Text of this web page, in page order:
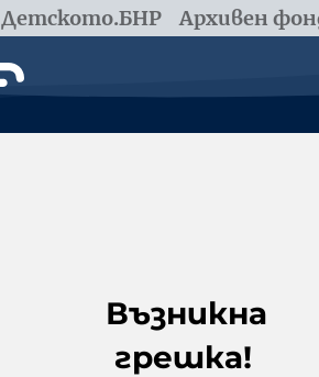
Детското.БНР Архивен
Възникна
грешка!